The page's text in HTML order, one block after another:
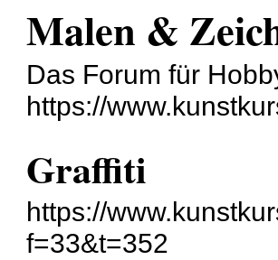
Malen &
Das Forum für
https://
Graffiti
https://
f=33&t=352